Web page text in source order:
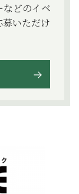
どのイベ
いただけ